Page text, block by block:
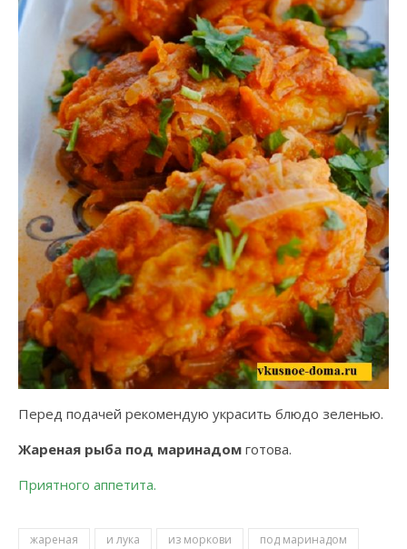
Перед подачей рекомендую украсить блюдо зеленью.
Жареная рыба под маринадом готова.
Приятного аппетита.
жареная и лука из моркови
под маринадом